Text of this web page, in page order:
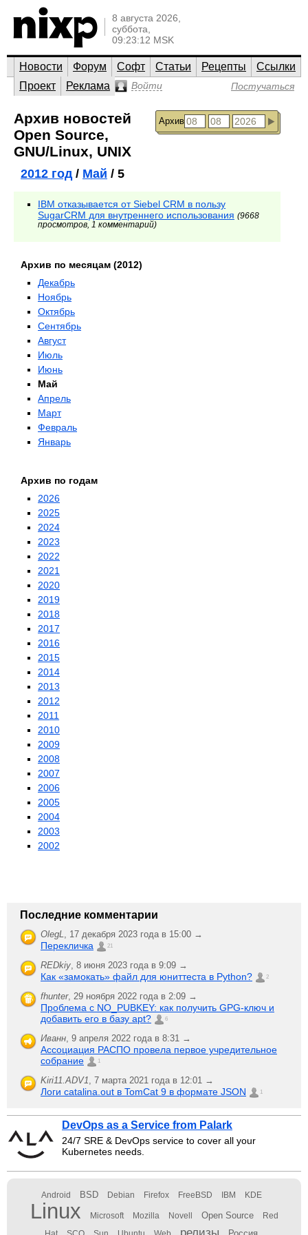
8 августа 2026,
суббота,
09:23:12 MSK
Новости Форум Софт Статьи Рецепты
Ссылки
Проект
Реклама Войти Постучаться
Архив
Архив новостей
Open Source,
GNU/Linux, UNIX
2012 год/ Май / 5
IBM отказывается от Siebel CRM в пользу
SugarCRM для внутреннего использования (9668
просмотров, 1 комментарий)
Архив по месяцам (2012)
Декабрь
Ноябрь
Октябрь
Сентябрь
Август
Июль
Июнь
Май
Апрель
Март
Февраль
Январь
Архив по годам
2026
2025
2024
2023
2022
2021
2020
2019
2018
2017
2016
2015
2014
2013
2012
2011
2010
2009
2008
2007
2006
2005
2004
2003
2002
Последние комментарии
OlegL, 17 декабря 2023 года в 15:00 →
Перекличка 21
REDkiy, 8 июня 2023 года в 9:09 →
Как «замокать» файл для юниттеста в Python? 2
fhunter, 29 ноября 2022 года в 2:09 →
Проблема с NO_PUBKEY: как получить GPG-ключ и
добавить его в базу apt?
6
Иванн, 9 апреля 2022 года в 8:31 →
Ассоциация РАСПО провела первое учредительное
собрание
1
Kiri11.ADV1, 7 марта 2021 года в 12:01 →
Логи catalina.out в TomCat 9 в формате JSON 1
DevOps as a Service from Palark
24/7 SRE & DevOps service to cover all your
Kubernetes needs.
Android BSD Debian Firefox FreeBSD IBM KDE
Linux Microsoft Mozilla Novell Open Source Red
релизы